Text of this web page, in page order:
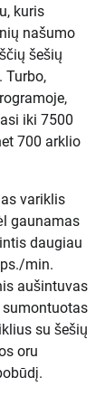
kuris
našumo
šešių
Turbo,
iki 7500
700 arklio
variklis
gaunamas
daugiau
min.
aušintuvas
sumontuotas
su šešių
oru